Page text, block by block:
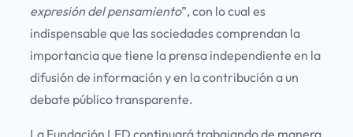
expresión del pensamiento”, con lo cual es
indispensable que las sociedades comprendan la
importancia que tiene la prensa independiente en la
difusión de información y en la contribución a un
debate público transparente.